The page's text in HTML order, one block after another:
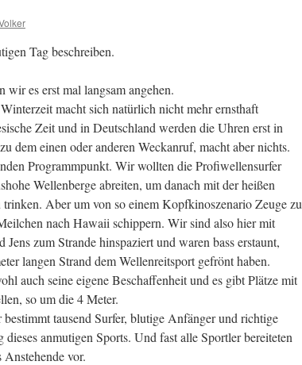
Tag beschreiben.
es erst mal langsam angehen.
macht sich natürlich nicht mehr ernsthaft
Zeit und in Deutschland werden die Uhren erst in
dem einen oder anderen Weckanruf, macht aber nichts.
Programmpunkt. Wir wollten die Profiwellensurfer
Wellenberge abreiten, um danach mit der heißen
Aber um von so einem Kopfkinoszenario Zeuge zu
nach Hawaii schippern. Wir sind also hier mit
zum Strande hinspaziert und waren bass erstaunt,
langen Strand dem Wellenreitsport gefrönt haben.
auch seine eigene Beschaffenheit und es gibt Plätze mit
so um die 4 Meter.
tausend Surfer, blutige Anfänger und richtige
anmutigen Sports. Und fast alle Sportler bereiteten
vor.